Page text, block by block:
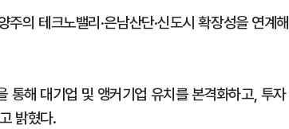
의 테크노밸리·은남산단·신도시 확장성을 연계해
통해 대기업 및 앵커기업 유치를 본격화하고, 투자
밝혔다.